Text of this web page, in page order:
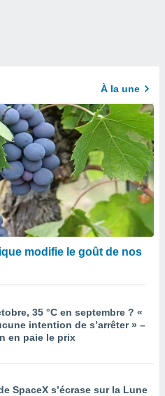
À la une
modifie le goût de nos
35 °C en septembre ? «
intention de s’arrêter » –
en paie le prix
SpaceX s’écrase sur la Lune